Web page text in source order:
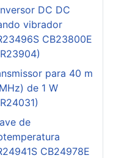
DC DC
vibrador
CB23800E
para 40 m
de 1 W
de
CB24978E